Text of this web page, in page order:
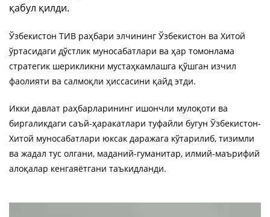
қабул қилди.
Ўзбекистон ТИВ раҳбари элчининг Ўзбекистон ва Хитой
ўртасидаги дўстлик муносабатлари ва ҳар томонлама
стратегик шерикликни мустаҳкамлашга қўшган изчил
фаолияти ва салмоқли ҳиссасини қайд этди.
Икки давлат раҳбарларининг ишончли мулоқоти ва
биргаликдаги саъй-ҳаракатлари туфайли бугун Ўзбекистон-
Хитой муносабатлари юксак даражага кўтарилиб, тизимли
ва жадал тус олгани, маданий-гуманитар, илмий-маърифий
алоқалар кенгаяётгани таъкидланди.